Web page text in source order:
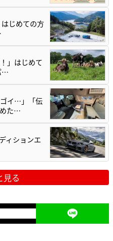
はじめての方
」はじめて
…
ゴイ…」「伝
た…
ィションエ
見る